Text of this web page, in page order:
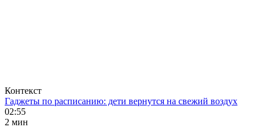
Контекст
Гаджеты по расписанию: дети вернутся на свежий воздух
02:55
2 мин